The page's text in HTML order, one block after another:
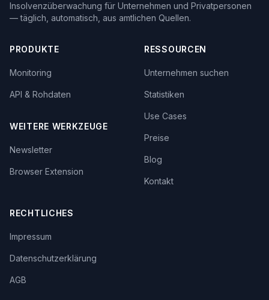
Insolvenzüberwachung für Unternehmen und Privatpersonen
— täglich, automatisch, aus amtlichen Quellen.
PRODUKTE
Monitoring
API & Rohdaten
WEITERE WERKZEUGE
Newsletter
Browser Extension
RESSOURCEN
Unternehmen suchen
Statistiken
Use Cases
Preise
Blog
Kontakt
RECHTLICHES
Impressum
Datenschutzerklärung
AGB